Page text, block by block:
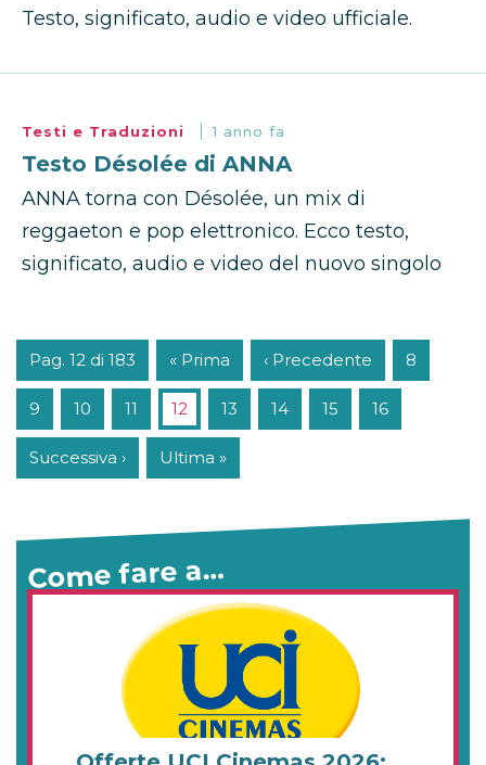
Testo, significato, audio e video ufficiale.
Testi e Traduzioni 1 anno fa
Testo Désolée di ANNA
ANNA torna con Désolée, un mix di
reggaeton e pop elettronico. Ecco testo,
significato, audio e video del nuovo singolo
Pag. 12 di 183 « Prima ‹ Precedente 8
9 10 11 12 13 14 15 16
Successiva › Ultima »
Come fare a…